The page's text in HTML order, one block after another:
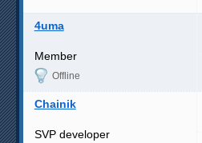
4uma
Member
Offline
Chainik
SVP developer